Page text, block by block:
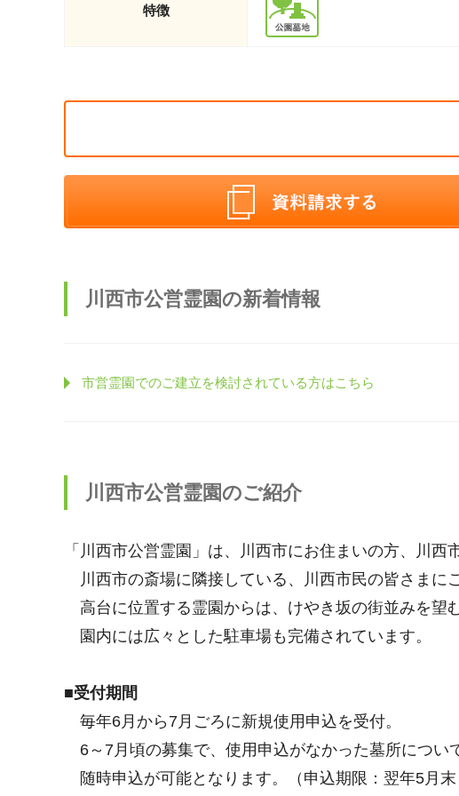
特徴
川西市公営霊園の新着情報
市営霊園でのご建立を検討されている方はこちら
川西市公営霊園のご紹介
「川西市公営霊園」は、川西市にお住まいの方、川西
川西市の斎場に隣接している、川西市民の皆さまに
高台に位置する霊園からは、けやき坂の街並みを望
園内には広々とした駐車場も完備されています。
■受付期間
毎年6月から7月ごろに新規使用申込を受付。
6～7月頃の募集で、使用申込がなかった墓所につい
随時申込が可能となります。（申込期限：翌年5月末